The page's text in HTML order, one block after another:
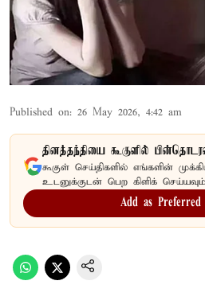
Published on: 26 May 2026, 4:42 am
தினத்தந்தியை கூகுளில்
கூகுள் செய்திகளில் எங்களின்
உடனுக்குடன் பெற கிளிக்
Add as Preferred